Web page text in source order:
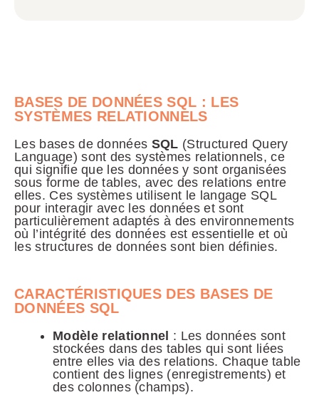
BASES DE DONNÉES SQL : LES
SYSTÈMES RELATIONNELS
Les bases de données SQL (Structured Query
Language) sont des systèmes relationnels, ce
qui signifie que les données y sont organisées
sous forme de tables, avec des relations entre
elles. Ces systèmes utilisent le langage SQL
pour interagir avec les données et sont
particulièrement adaptés à des environnements
où l’intégrité des données est essentielle et où
les structures de données sont bien définies.
CARACTÉRISTIQUES DES BASES DE
DONNÉES SQL
Modèle relationnel : Les données sont
stockées dans des tables qui sont liées
entre elles via des relations. Chaque table
contient des lignes (enregistrements) et
des colonnes (champs).